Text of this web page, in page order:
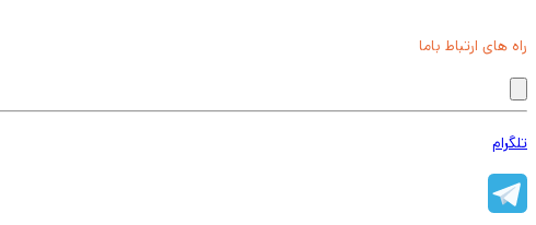
راه های ارتباط باما
تلگرام